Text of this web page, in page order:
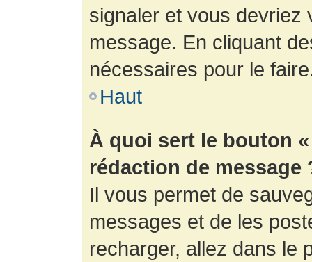
signaler et vous devriez
message. En cliquant
nécessaires pour le
Haut
À quoi sert le bouton
rédaction de message
Il vous permet de
messages et de les
recharger, allez dans le